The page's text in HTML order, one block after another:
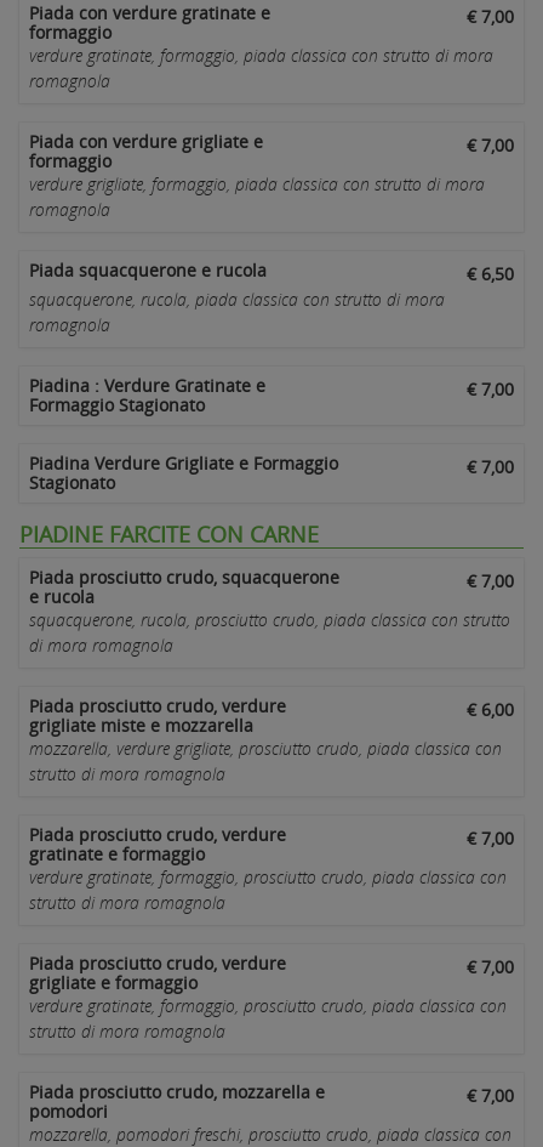
Piada con verdure gratinate e
formaggio
€ 7,00
verdure gratinate, formaggio, piada classica con strutto di mora
romagnola
Piada con verdure grigliate e
formaggio
€ 7,00
verdure grigliate, formaggio, piada classica con strutto di mora
romagnola
Piada squacquerone e rucola
€ 6,50
squacquerone, rucola, piada classica con strutto di mora
romagnola
Piadina : Verdure Gratinate e
Formaggio Stagionato
€ 7,00
Piadina Verdure Grigliate e Formaggio
Stagionato
€ 7,00
PIADINE FARCITE CON CARNE
Piada prosciutto crudo, squacquerone
e rucola
€ 7,00
squacquerone, rucola, prosciutto crudo, piada classica con strutto
di mora romagnola
Piada prosciutto crudo, verdure
grigliate miste e mozzarella
€ 6,00
mozzarella, verdure grigliate, prosciutto crudo, piada classica con
strutto di mora romagnola
Piada prosciutto crudo, verdure
gratinate e formaggio
€ 7,00
verdure gratinate, formaggio, prosciutto crudo, piada classica con
strutto di mora romagnola
Piada prosciutto crudo, verdure
grigliate e formaggio
€ 7,00
verdure gratinate, formaggio, prosciutto crudo, piada classica con
strutto di mora romagnola
Piada prosciutto crudo, mozzarella e
pomodori
€ 7,00
mozzarella, pomodori freschi, prosciutto crudo, piada classica con